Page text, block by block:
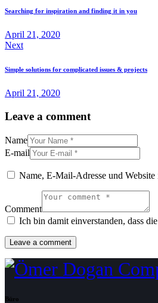
Searching for inspiration and finding it in you
April 21, 2020
Next
Simple solutions for complicated issues & projects
April 21, 2020
Leave a comment
Name
E-mail
Name, E-Mail-Adresse und
Comment
Ich bin damit einverstanden, dass
Büro